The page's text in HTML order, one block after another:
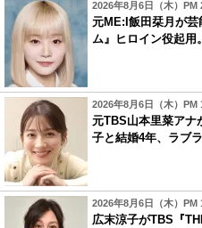
2026年8月6日（木）PM
元ME:I飯田栞月が芸
ム』ヒロイン役起用
2026年8月6日（木）PM
元TBS山本里菜ア
子と結婚4年、ラブ
2026年8月6日（木）PM
広末涼子がTBS『